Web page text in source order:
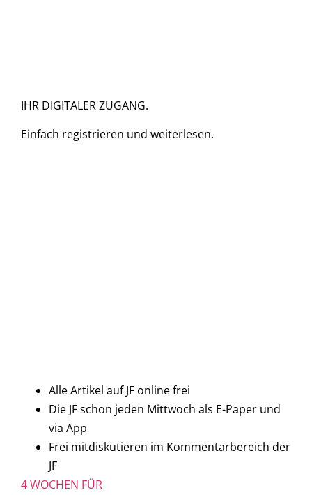
IHR DIGITALER ZUGANG.
Einfach registrieren und weiterlesen.
Alle Artikel auf JF online frei
Die JF schon jeden Mittwoch als E-Paper und
via App
Frei mitdiskutieren im Kommentarbereich der
JF
4 WOCHEN FÜR